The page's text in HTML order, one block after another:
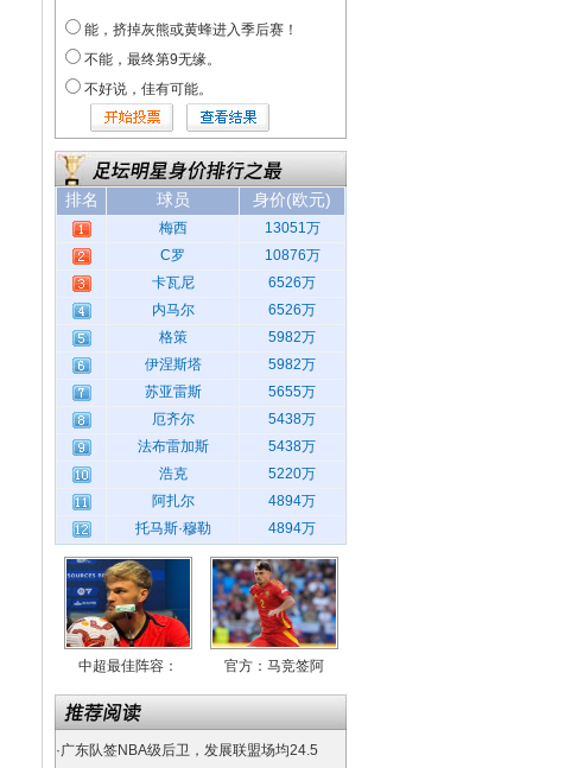
能，挤掉灰熊或黄蜂进入季后赛！
不能，最终第9无缘。
不好说，佳有可能。
排名 球员 身价(欧元)
梅西
13051万
C罗
10876万
卡瓦尼
6526万
内马尔
6526万
格策
5982万
伊涅斯塔
5982万
苏亚雷斯
5655万
厄齐尔
5438万
法布雷加斯
5438万
浩克
5220万
阿扎尔
4894万
托马斯·穆勒
4894万
中超最佳阵容： 官方：马竞签阿
·广东队签NBA级后卫，发展联盟场均24.5